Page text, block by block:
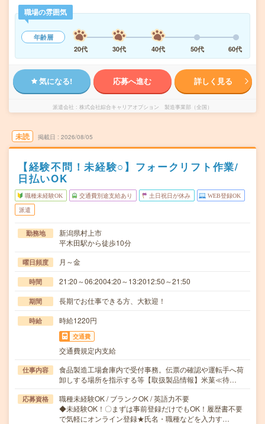
職場の雰囲気
年齢層
20代
30代 40代 50代 60代
気になる! 応募へ進む 詳しく見る
派遣会社 株式会社綜合キャリアオプション 製造事業部（全国）
未読 掲載日 2026/08/05
【経験不問！未経験○】フォークリフト作業/
日払いOK
職種未経験OK 交通費別途支給あり 土日祝日が休み WEB登録OK
派遣
勤務地
新潟県村上市
平木田駅から徒歩10分
曜日頻度 月～金
時間 21:20～06:2004:20～13:2012:50～21:50
期間 長期でお仕事できる方、大歓迎！
時給 時給1220円
交通費
交通費規定内支給
仕事内容
食品製造工場倉庫内で受付事務。伝票の確認や運転手へ荷
卸しする場所を指示する等【取扱製品情報】米菓≪待…
応募資格
職種未経験OK / ブランクOK / 英語力不要
◆未経験OK！〇まずは事前登録だけでもOK！履歴書不要
で気軽にオンライン登録★氏名・職種などを入力す…